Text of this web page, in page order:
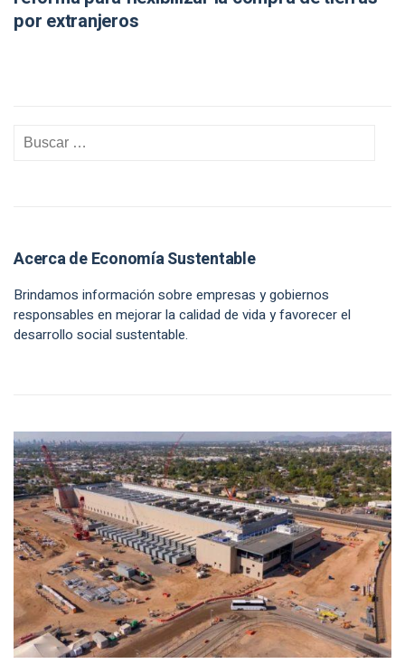
por extranjeros
Acerca de Economía Sustentable
Brindamos información sobre empresas y gobiernos
responsables en mejorar la calidad de vida y favorecer el
desarrollo social sustentable.